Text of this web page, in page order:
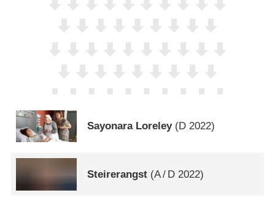
Sayonara Loreley(D 2022)
Steirerangst (A/ D 2022)